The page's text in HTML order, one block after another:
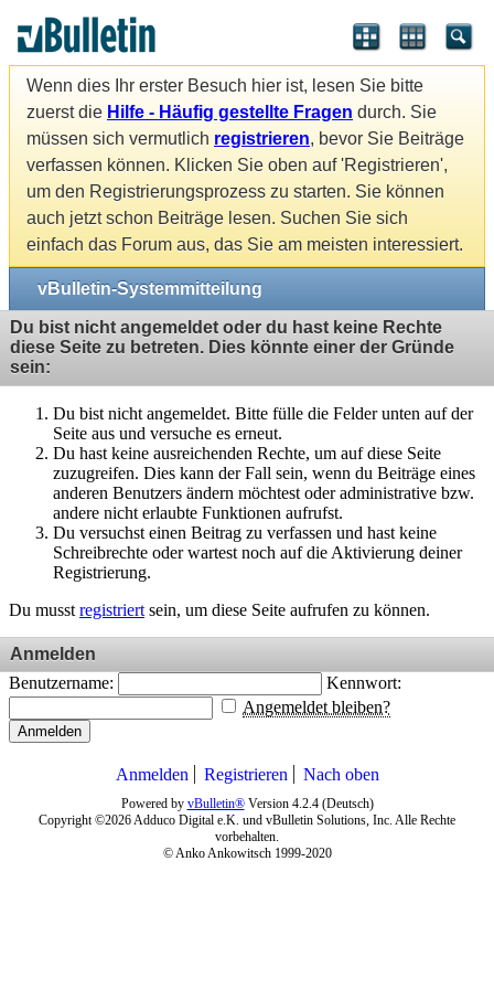
Wenn dies Ihr erster Besuch hier ist, lesen Sie bitte
zuerst die Hilfe - Häufig gestellte Fragen durch. Sie
müssen sich vermutlich registrieren, bevor Sie Beiträge
verfassen können. Klicken Sie oben auf 'Registrieren',
um den Registrierungsprozess zu starten. Sie können
auch jetzt schon Beiträge lesen. Suchen Sie sich
einfach das Forum aus, das Sie am meisten interessiert.
vBulletin-Systemmitteilung
Du bist nicht angemeldet oder du hast keine Rechte
diese Seite zu betreten. Dies könnte einer der Gründe
sein:
Du bist nicht angemeldet. Bitte fülle die Felder unten auf der
Seite aus und versuche es erneut.
Du hast keine ausreichenden Rechte, um auf diese Seite
zuzugreifen. Dies kann der Fall sein, wenn du Beiträge eines
anderen Benutzers ändern möchtest oder administrative bzw.
andere nicht erlaubte Funktionen aufrufst.
Du versuchst einen Beitrag zu verfassen und hast keine
Schreibrechte oder wartest noch auf die Aktivierung deiner
Registrierung.
Du musst registriert sein, um diese Seite aufrufen zu können.
Anmelden
Benutzername:
Kennwort:
Angemeldet bleiben?
Anmelden
Anmelden Registrieren Nach oben
Powered by vBulletin®Version 4.2.4 (Deutsch)
Copyright ©2026 Adduco Digital e.K. und vBulletin Solutions, Inc. Alle Rechte
vorbehalten.
© Anko Ankowitsch 1999-2020